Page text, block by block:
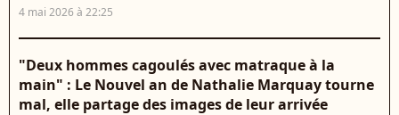
4 mai 2026 à 22:25
"Deux hommes cagoulés avec matraque à la
main" : Le Nouvel an de Nathalie Marquay tourne
mal, elle partage des images de leur arrivée